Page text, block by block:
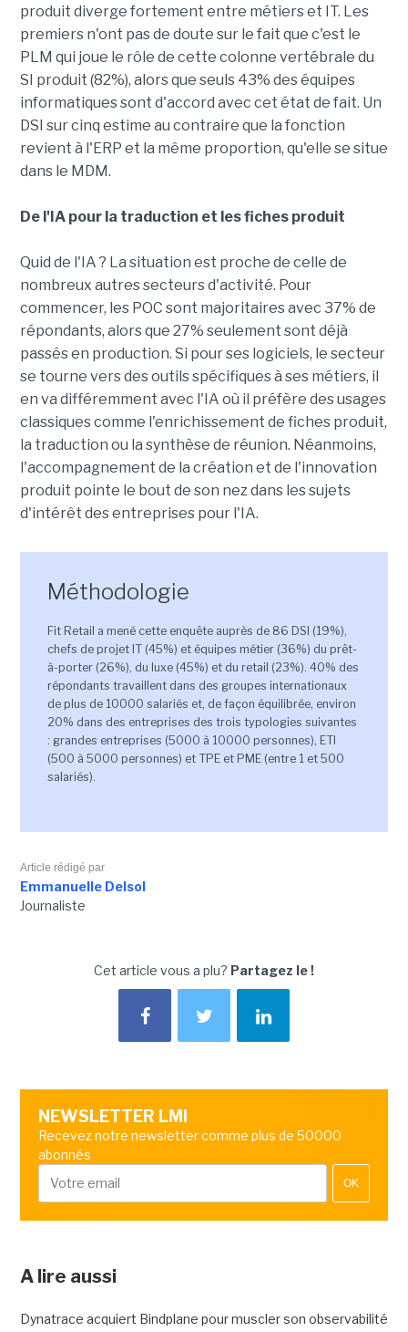
produit diverge fortement entre métiers et IT. Les
premiers n'ont pas de doute sur le fait que c'est le
PLM qui joue le rôle de cette colonne vertébrale du
SI produit (82%), alors que seuls 43% des équipes
informatiques sont d'accord avec cet état de fait. Un
DSI sur cinq estime au contraire que la fonction
revient à l'ERP et la même proportion, qu'elle se situe
dans le MDM.
De l'IA pour la traduction et les fiches produit
Quid de l'IA ? La situation est proche de celle de
nombreux autres secteurs d'activité. Pour
commencer, les POC sont majoritaires avec 37% de
répondants, alors que 27% seulement sont déjà
passés en production. Si pour ses logiciels, le secteur
se tourne vers des outils spécifiques à ses métiers, il
en va différemment avec l'IA où il préfère des usages
classiques comme l'enrichissement de fiches produit,
la traduction ou la synthèse de réunion. Néanmoins,
l'accompagnement de la création et de l'innovation
produit pointe le bout de son nez dans les sujets
d'intérêt des entreprises pour l'IA.
Méthodologie
Fit Retail a mené cette enquête auprès de 86 DSI (19%),
chefs de projet IT (45%) et équipes métier (36%) du prêt-
à-porter (26%), du luxe (45%) et du retail (23%). 40% des
répondants travaillent dans des groupes internationaux
de plus de 10000 salariés et, de façon équilibrée, environ
20% dans des entreprises des trois typologies suivantes
: grandes entreprises (5000 à 10000 personnes), ETI
(500 à 5000 personnes) et TPE et PME (entre 1 et 500
salariés).
Article rédigé par
Emmanuelle Delsol
Journaliste
Cet article vous a plu? Partagez le !
NEWSLETTER LMI
Recevez notre newsletter comme plus de 50000
abonnés
OK
A lire aussi
Dynatrace acquiert Bindplane pour muscler son observabilité